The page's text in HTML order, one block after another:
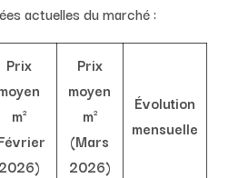
actuelles du marché :
Prix
m²
2026)
Prix
moyen
m²
(Mars
2026)
Évolution
mensuelle